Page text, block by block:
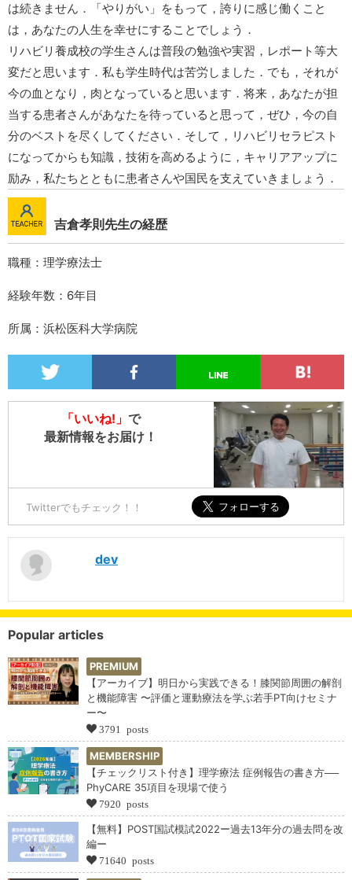
は続きません．「やりがい」をもって，誇りに感じ働くこと
は，あなたの人生を幸せにすることでしょう．
リハビリ養成校の学生さんは普段の勉強や実習，レポート等大
変だと思います．私も学生時代は苦労しました．でも，それが
今の血となり，肉となっていると思います．将来，あなたが担
当する患者さんがあなたを待っていると思って，ぜひ，今の自
分のベストを尽くしてください．そして，リハビリセラピスト
になってからも知識，技術を高めるように，キャリアアップに
励み，私たちとともに患者さんや国民を支えていきましょう．
吉倉孝則先生の経歴
職種：理学療法士
経験年数：6年目
所属：浜松医科大学病院
「いいね!」 で
最新情報をお届け！
Twitterでもチェック！！
dev
Popular articles
PREMIUM
【アーカイブ】明日から実践できる！膝関節周囲の解剖
と機能障害 〜評価と運動療法を学ぶ若手PT向けセミナ
ー〜
3791 posts
MEMBERSHIP
【チェックリスト付き】理学療法 症例報告の書き方──
PhyCARE 35項目を現場で使う
7920 posts
【無料】POST国試模試2022ー過去13年分の過去問を改
編ー
71640 posts